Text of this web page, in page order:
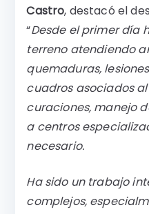
Castro, destacó el
“Desde el primer día
terreno atendiendo
quemaduras,
cuadros asociados
curaciones, manejo
a centros
necesario.
Ha sido un trabajo
complejos,